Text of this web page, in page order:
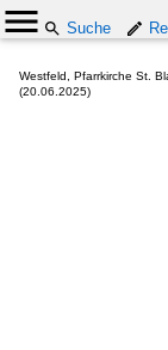
Suche
Westfeld, Pfarrkirche St.
(20.06.2025)